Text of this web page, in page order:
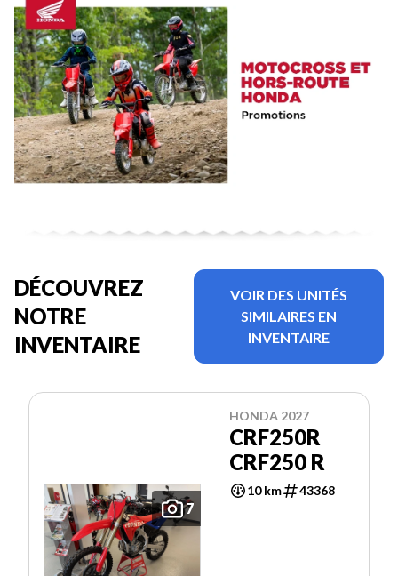
DÉCOUVREZ
NOTRE
INVENTAIRE
VOIR DES UNITÉS
SIMILAIRES EN
INVENTAIRE
7
HONDA 2027
CRF250R
CRF250 R
10 km 43368